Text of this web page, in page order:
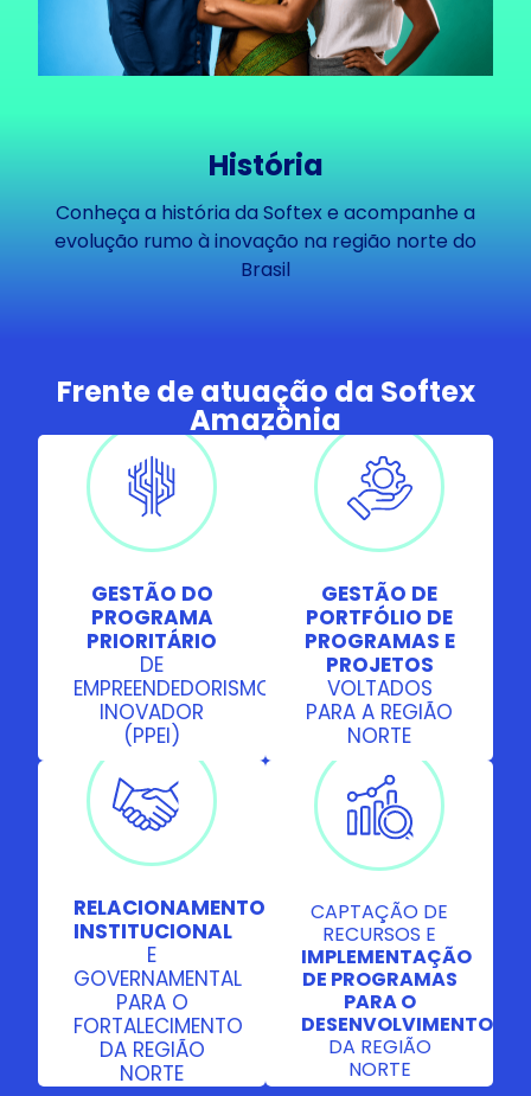
História
Conheça a história da Softex e acompanhe a
evolução rumo à inovação na região norte do
Brasil
Frente de atuação da Softex
Amazônia​
GESTÃO DO
PROGRAMA
PRIORITÁRIO
DE
EMPREENDEDORISMO
INOVADOR
(PPEI)
A Softex
Amazônia lidera
o PPEI,
promovendo a
inovação e o
empreendedorismo
na região,
capacitando
empreendedores
e incentivando a
criação de
startups
focadas em
soluções
tecnológicas
para demandas
locais.
GESTÃO DE
PORTFÓLIO DE
PROGRAMAS E
PROJETOS
VOLTADOS
PARA A REGIÃO
NORTE
Gerenciamos
um portfólio de
programas
focados em
tecnologia e
inovação na
Amazônia
Ocidental e
Amapá, com
uma
abordagem
orientada para
resultados,
visando o
desenvolvimento
econômico e
social da região.
RELACIONAMENTO
INSTITUCIONAL
E
GOVERNAMENTAL
PARA O
FORTALECIMENTO
DA REGIÃO
NORTE
Estabelecemos
parcerias
estratégicas
com o governo
e setor privado
para fortalecer
o ecossistema
promovendo
diálogos e
colaborações
que incentivam
o
desenvolvimento
de políticas
públicas e
CAPTAÇÃO DE
RECURSOS E
IMPLEMENTAÇÃO
DE PROGRAMAS
PARA O
DESENVOLVIMENTO
DA REGIÃO
NORTE
A Softex
Amazônia capta
recursos e
implementa
programas para
desenvolvimento
da Região Norte,
buscando novas
oportunidades
de
financiamento e
parcerias que
promovam a
inclusão e o